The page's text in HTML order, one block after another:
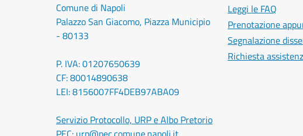
Comune di Napoli
Palazzo San Giacomo, Piazza Municipio
- 80133
P. IVA: 01207650639
CF: 80014890638
LEI: 8156007FF4DEB97ABA09
Servizio Protocollo, URP e Albo Pretorio
Leggi le FAQ
Prenotazione
Segnalazione
Richiesta